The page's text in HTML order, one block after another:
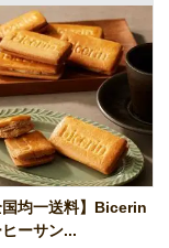
国均一送料】Bicerin
ヒーサン...